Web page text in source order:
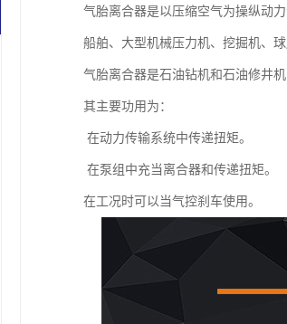
气胎离合器是以压缩空气为操纵动
船舶、大型机械压力机、挖掘机、球
气胎离合器是石油钻机和石油修井
其主要功用为：
在动力传输系统中传递扭矩。
在泵组中充当离合器和传递扭矩。
在工况时可以当气控刹车使用。